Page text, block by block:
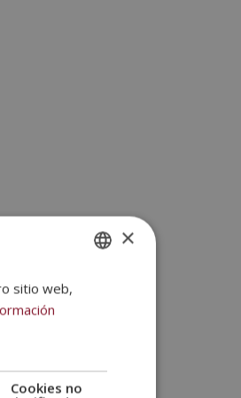
SPANISH
×
sitio web,
Cookies no